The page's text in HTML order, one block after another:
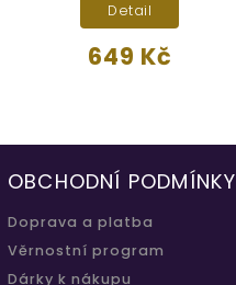
649 Kč
Detail
OBCHODNÍ PODMÍNKY
Doprava a platba
Věrnostní program
Dárky k nákupu